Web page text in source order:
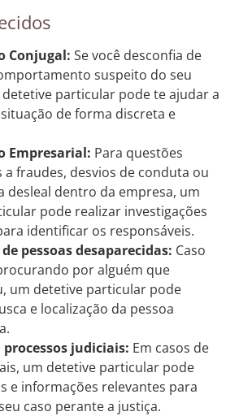
Conjugal: Se você desconfia de
suspeito do seu
particular pode te ajudar a
de forma discreta e
Empresarial: Para questões
a fraudes, desvios de conduta ou
desleal dentro da empresa, um
pode realizar investigações
identificar os responsáveis.
pessoas desaparecidas: Caso
por alguém que
um detetive particular pode
e localização da pessoa
processos judiciais: Em casos de
um detetive particular pode
e informações relevantes para
caso perante a justiça.